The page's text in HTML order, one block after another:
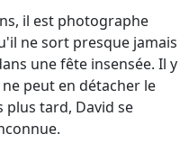
il est photographe
ne sort presque jamais
une fête insensée. Il y
peut en détacher le
tard, David se